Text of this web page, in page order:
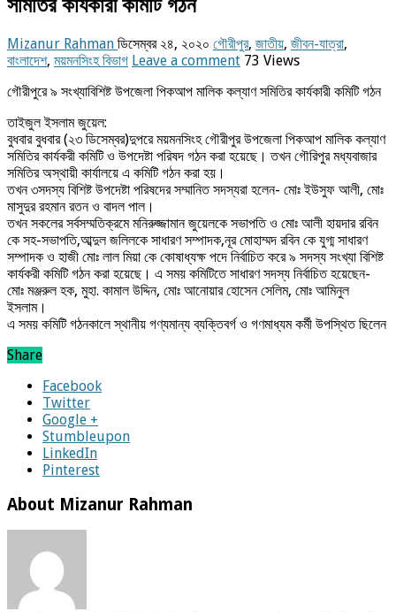
সমিতির কার্যকারী কমিটি গঠন
Mizanur Rahman ডিসেম্বর ২৪, ২০২০ গৌরীপুর, জাতীয়, জীবন-যাত্রা,
বাংলাদেশ, ময়মনসিংহ বিভাগ Leave a comment 73 Views
গৌরীপুরে ৯ সংখ্যাবিশিষ্ট উপজেলা পিকআপ মালিক কল্যাণ সমিতির কার্যকারী কমিটি গঠন
তাইজুল ইসলাম জুয়েল:
বুধবার বুধবার (২৩ ডিসেম্বর)দুপরে ময়মনসিংহ গৌরীপুর উপজেলা পিকআপ মালিক কল্যাণ
সমিতির কার্যকরী কমিটি ও উপদেষ্টা পরিষদ গঠন করা হয়েছে। তখন গৌরিপুর মধ্যবাজার
সমিতির অস্থায়ী কার্যালয়ে এ কমিটি গঠন করা হয়।
তখন ৩সদস্য বিশিষ্ট উপদেষ্টা পরিষদের সম্মানিত সদস্যরা হলেন- মোঃ ইউসুফ আলী, মোঃ
মাসুদুর রহমান রতন ও বাদল পাল।
তখন সকলের সর্বসম্মতিক্রমে মনিরুজ্জামান জুয়েলকে সভাপতি ও মোঃ আলী হায়দার রবিন
কে সহ-সভাপতি,আব্দুল জলিলকে সাধারণ সম্পাদক,নূর মোহাম্মদ রবিন কে যুগ্ম সাধারণ
সম্পাদক ও হাজী মোঃ লাল মিয়া কে কোষাধ্যক্ষ পদে নির্বাচিত করে ৯ সদস্য সংখ্যা বিশিষ্ট
কার্যকরী কমিটি গঠন করা হয়েছে। এ সময় কমিটিতে সাধারণ সদস্য নির্বাচিত হয়েছেন-
মোঃ মঞ্জরুল হক, মুহা. কামাল উদ্দিন, মোঃ আনোয়ার হোসেন সেলিম, মোঃ আমিনুল
ইসলাম।
এ সময় কমিটি গঠনকালে স্থানীয় গণ্যমান্য ব্যক্তিবর্গ ও গণমাধ্যম কর্মী উপস্থিত ছিলেন
Share
Facebook
Twitter
Google +
Stumbleupon
LinkedIn
Pinterest
About Mizanur Rahman